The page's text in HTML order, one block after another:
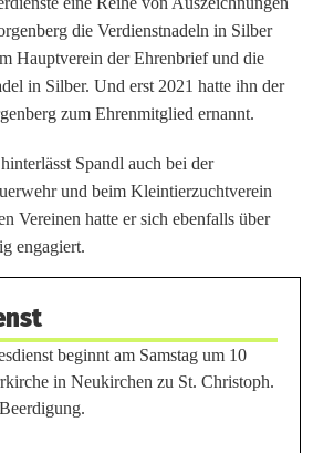
die Verdienstnadeln in Silber
Hauptverein der Ehrenbrief und die
in Silber. Und erst 2021 hatte ihn der
zum Ehrenmitglied ernannt.
Spandl auch bei der
und beim Kleintierzuchtverein
Vereinen hatte er sich ebenfalls über
engagiert.
beginnt am Samstag um 10
in Neukirchen zu St. Christoph.